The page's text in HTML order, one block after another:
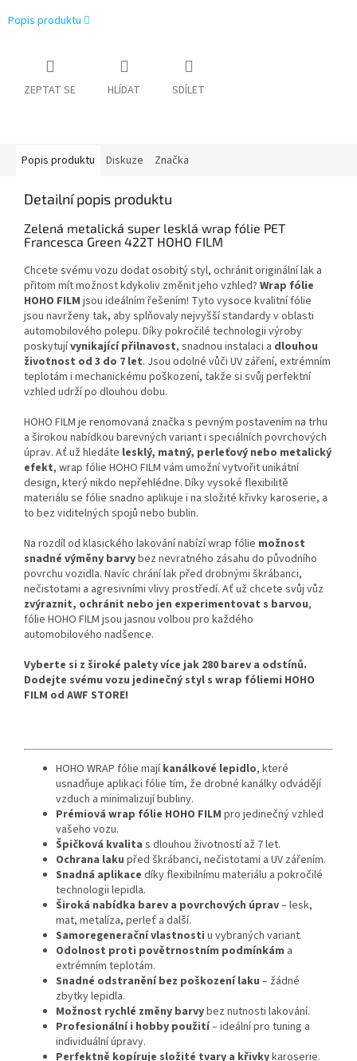
Popis produktu
ZEPTAT SE HLÍDAT SDÍLET
Popis produktu Diskuze Značka
Detailní popis produktu
Zelená metalická super lesklá wrap fólie PET
Francesca Green 422T HOHO FILM
Chcete svému vozu dodat osobitý styl, ochránit originální lak a
přitom mít možnost kdykoliv změnit jeho vzhled? Wrap fólie
HOHO FILM jsou ideálním řešením! Tyto vysoce kvalitní fólie
jsou navrženy tak, aby splňovaly nejvyšší standardy v oblasti
automobilového polepu. Díky pokročilé technologii výroby
poskytujívynikající přilnavost, snadnou instalaci a dlouhou
životnost od 3 do 7 let. Jsou odolné vůči UV záření, extrémním
teplotám i mechanickému poškození, takže si svůj perfektní
vzhled udrží po dlouhou dobu.
HOHO FILM je renomovaná značka s pevným postavením na trhu
a širokou nabídkou barevných variant i speciálních povrchových
úprav. Ať už hledáte lesklý, matný, perleťový nebo metalický
efekt, wrap fólie HOHO FILM vám umožní vytvořit unikátní
design, který nikdo nepřehlédne. Díky vysoké flexibilitě
materiálu se fólie snadno aplikuje i na složité křivky karoserie, a
to bez viditelných spojů nebo bublin.
Na rozdíl od klasického lakování nabízí wrap fólie možnost
snadné výměny barvybez nevratného zásahu do původního
povrchu vozidla. Navíc chrání lak před drobnými škrábanci,
nečistotami a agresivními vlivy prostředí. Ať už chcete svůj vůz
zvýraznit, ochránit nebo jen experimentovat s barvou,
fólie HOHO FILM jsou jasnou volbou pro každého
automobilového nadšence.
Vyberte si z široké palety více jak 280 barev a odstínů.
Dodejte svému vozu jedinečný styl s wrap fóliemi HOHO
FILM od AWF STORE!
HOHO WRAP fólie majíkanálkové lepidlo, které
usnadňuje aplikaci fólie tím, že drobné kanálky odvádějí
vzduch a minimalizují bubliny.
Prémiová wrap fólie HOHO FILM pro jedinečný vzhled
vašeho vozu.
Špičková kvalita s dlouhou životností až 7 let.
Ochrana laku před škrábanci, nečistotami a UV zářením.
Snadná aplikace díky flexibilnímu materiálu a pokročilé
technologii lepidla.
Široká nabídka barev a povrchových úprav– lesk,
mat, metalíza, perleť a další.
Samoregenerační vlastnosti u vybraných variant.
Odolnost proti povětrnostním podmínkám a
extrémním teplotám.
Snadné odstranění bez poškození laku – žádné
zbytky lepidla.
Možnost rychlé změny barvybez nutnosti lakování.
Profesionální i hobby použití– ideální pro tuning a
individuální úpravy.
Perfektně kopíruje složité tvary a křivkykaroserie.